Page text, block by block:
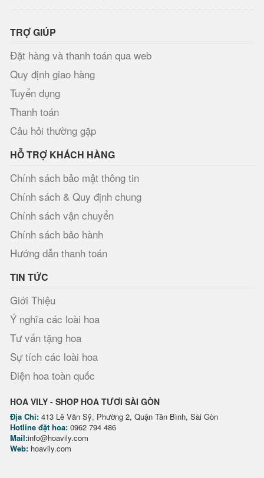
TRỢ GIÚP
Đặt hàng và thanh toán qua web
Quy định giao hàng
Tuyển dụng
Thanh toán
Câu hỏi thường gặp
HỖ TRỢ KHÁCH HÀNG
Chính sách bảo mật thông tin
Chính sách & Quy định chung
Chính sách vận chuyển
Chính sách bảo hành
Hướng dẫn thanh toán
TIN TỨC
Giới Thiệu
Ý nghĩa các loài hoa
Tư vấn tặng hoa
Sự tích các loài hoa
Điện hoa toàn quốc
HOA VILY - SHOP HOA TƯƠI SÀI GÒN
Địa Chỉ: 413 Lê Văn Sỹ, Phường 2, Quận Tân Bình, Sài Gòn
Hotline đặt hoa: 0962 794 486
Mail:info@hoavily.com
Web: hoavily.com